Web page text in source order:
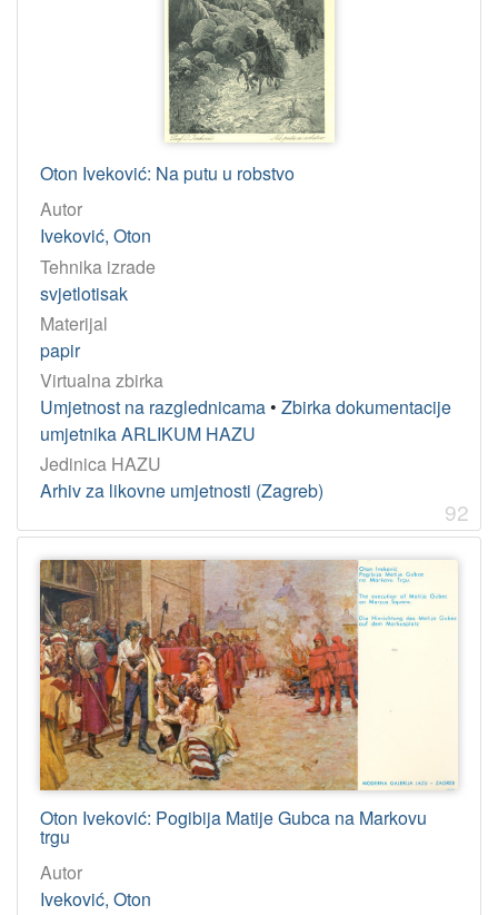
Oton Iveković: Na putu u robstvo
Autor
Iveković, Oton
Tehnika izrade
svjetlotisak
Materijal
papir
Virtualna zbirka
Umjetnost na razglednicama • Zbirka dokumentacije
umjetnika ARLIKUM HAZU
Jedinica HAZU
Arhiv za likovne umjetnosti (Zagreb)
92
Oton Iveković: Pogibija Matije Gubca na Markovu
trgu
Autor
Iveković, Oton